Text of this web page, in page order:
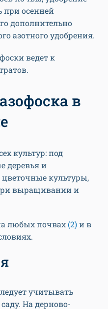
при осенней
дополнительно
азотного удобрения.
ведет к
в
культур: под
деревья и
культуры,
выращивании и
любых почвах (2)и в
учитывать
На дерново-